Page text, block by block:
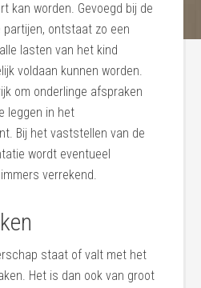
kan worden. Gevoegd bij de
partijen, ontstaat zo een
lasten van het kind
voldaan kunnen worden.
om onderlinge afspraken
leggen in het
Bij het vaststellen van de
wordt eventueel
verrekend.
staat of valt met het
Het is dan ook van groot